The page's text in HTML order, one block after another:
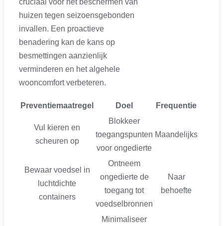
huizen tegen seizoensgebonden
invallen. Een proactieve
benadering kan de kans op
besmettingen aanzienlijk
verminderen en het algehele
wooncomfort verbeteren.
Preventiemaatregel Doel Frequentie
Vul kieren en
scheuren op
Blokkeer
toegangspunten
voor ongedierte
Maandelijks
Bewaar voedsel in
luchtdichte
containers
Ontneem
ongedierte de
toegang tot
voedselbronnen
Naar
behoefte
Minimaliseer